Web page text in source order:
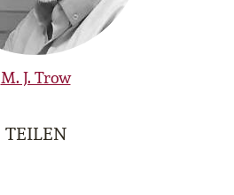
M. J. Trow
TEILEN